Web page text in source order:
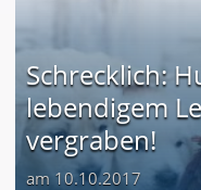
Schrecklich:
lebendigem
vergraben!
am 10.10.2017